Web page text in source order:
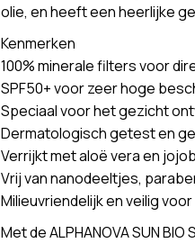
olie, en heeft een heerlijke
Kenmerken
100% minerale filters voor
SPF50+ voor zeer hoge
Speciaal voor het gezicht
Dermatologisch getest en
Verrijkt met aloë vera en
Vrij van nanodeeltjes,
Milieuvriendelijk en veilig
Met de ALPHANOVA SUN